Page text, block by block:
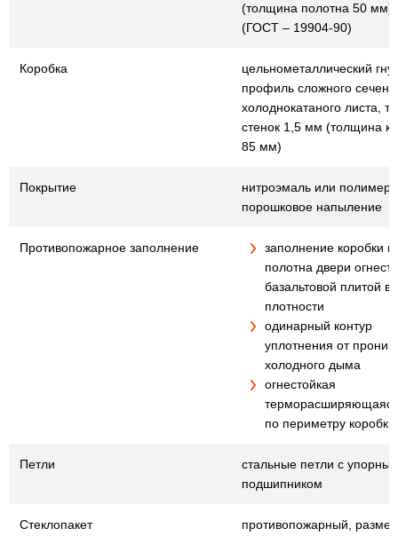
(толщина полотна 50 мм)
(ГОСТ – 19904-90)
Коробка
цельнометаллический
профиль сложного
холоднокатаного листа,
стенок 1,5 мм (толщина
85 мм)
Покрытие
нитроэмаль или
порошковое напыление
Противопожарное заполнение
заполнение коробки и
полотна двери
базальтовой плитой
плотности
одинарный контур
уплотнения от
холодного дыма
огнестойкая
по периметру коробки
Петли
стальные петли с
подшипником
Стеклопакет
противопожарный,